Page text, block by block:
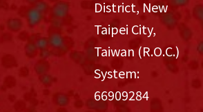
District, New
Taipei City,
Taiwan (R.O.C.)
System:
66909284